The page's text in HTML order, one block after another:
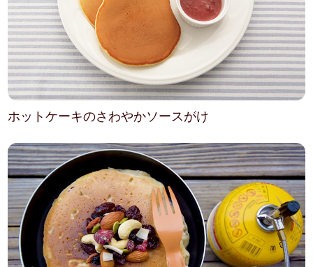
ホットケーキのさわやかソースがけ